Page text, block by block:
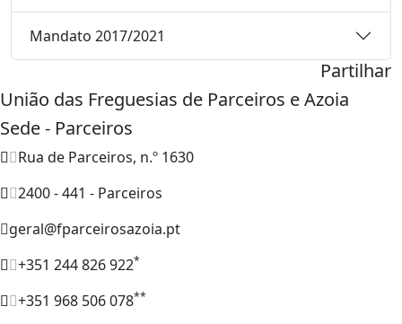
Mandato 2017/2021
Partilhar
União das Freguesias de Parceiros e Azoia
Sede - Parceiros
Rua de Parceiros, n.º 1630
2400 - 441 - Parceiros
geral@fparceirosazoia.pt
+351 244 826 922*
+351 968 506 078**